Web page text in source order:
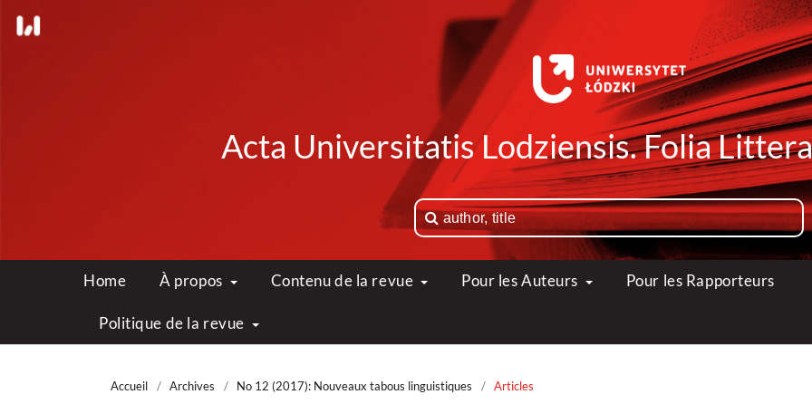
Acta Universitatis Lodziensis. Folia
Home À propos Contenu de la revue Pour les Auteurs Pour les Rapporteurs
Politique de la revue
Accueil / Archives / No 12 (2017): Nouveaux tabous linguistiques / Articles